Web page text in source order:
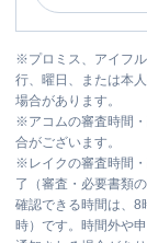
※プロミス、アイフ
行、曜日、または本
場合があります。
※アコムの審査時間
合がございます。
※ レイクの審査時間
了（審査・必要書類
確認できる時間は、
時）です。時間外や